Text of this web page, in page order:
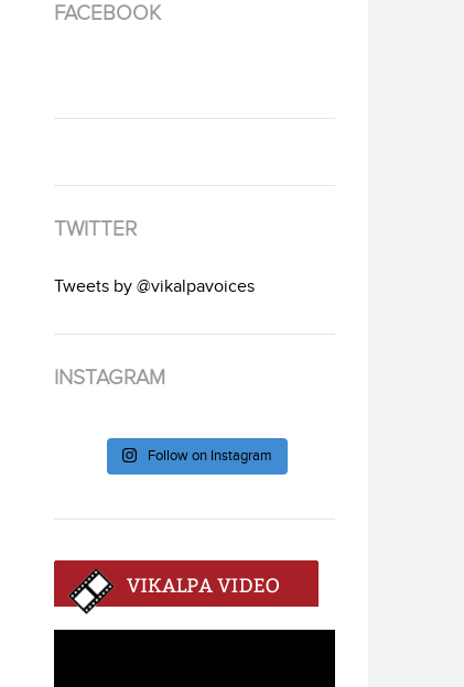
FACEBOOK
TWITTER
Tweets by @vikalpavoices
INSTAGRAM
Follow on Instagram